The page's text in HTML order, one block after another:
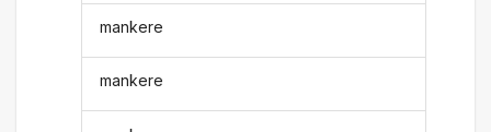
mankere
mankere